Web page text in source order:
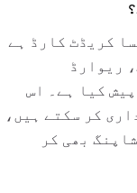
کریڈٹ کارڈ ہے
ریوارڈ
کیا ہے۔ اس
کر سکتے ہیں،
بھی کر